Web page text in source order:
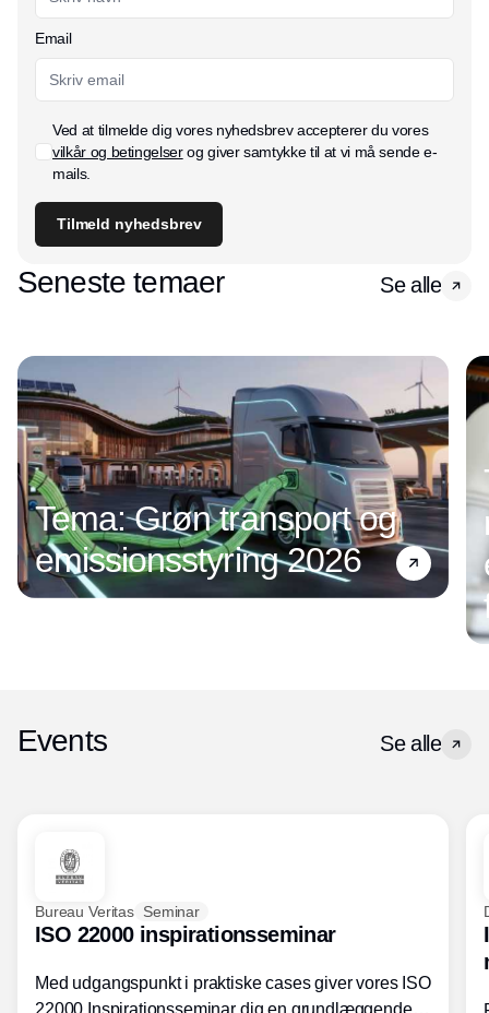
Email
Ved at tilmelde dig vores nyhedsbrev accepterer du vores
vilkår og betingelserog giver samtykke til at vi må sende e-
mails.
Tilmeld nyhedsbrev
Seneste temaer Se alle
Tema: Grøn transport og
emissionsstyring 2026
Events Se alle
Bureau Veritas Seminar
ISO 22000 inspirationsseminar
Med udgangspunkt i praktiske cases giver vores ISO